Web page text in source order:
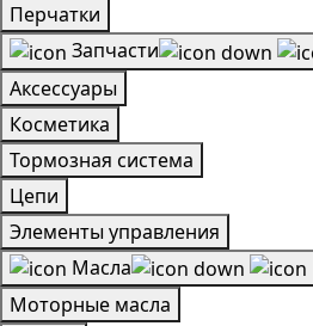
Перчатки
Запчасти
Аксессуары
Косметика
Тормозная система
Цепи
Элементы управления
Масла
Моторные масла